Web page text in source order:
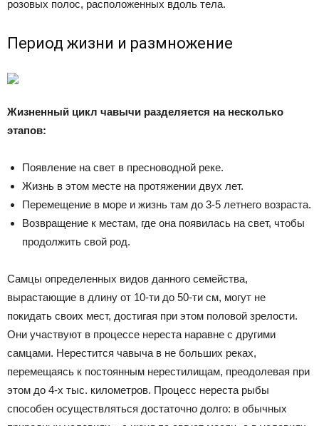
розовых полос, расположенных вдоль тела.
Период жизни и размножение
Жизненный цикл чавычи разделяется на несколько
этапов:
Появление на свет в пресноводной реке.
Жизнь в этом месте на протяжении двух лет.
Перемещение в море и жизнь там до 3-5 летнего возраста.
Возвращение к местам, где она появилась на свет, чтобы
продолжить свой род.
Самцы определенных видов данного семейства,
вырастающие в длину от 10-ти до 50-ти см, могут не
покидать своих мест, достигая при этом половой зрелости.
Они участвуют в процессе нереста наравне с другими
самцами. Нерестится чавыча в не больших реках,
перемещаясь к постоянным нерестилищам, преодолевая при
этом до 4-х тыс. километров. Процесс нереста рыбы
способен осуществляться достаточно долго: в обычных